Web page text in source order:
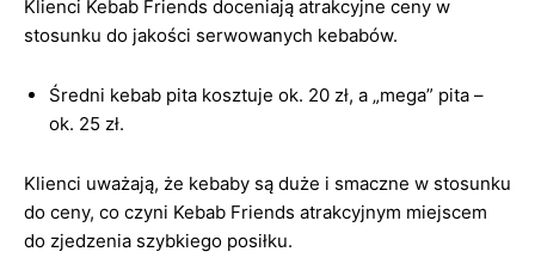
Klienci Kebab Friends doceniają atrakcyjne ceny w
stosunku do jakości serwowanych kebabów.
Średni kebab pita kosztuje ok. 20 zł, a „mega” pita –
ok. 25 zł.
Klienci uważają, że kebaby są duże i smaczne w stosunku
do ceny, co czyni Kebab Friends atrakcyjnym miejscem
do zjedzenia szybkiego posiłku.